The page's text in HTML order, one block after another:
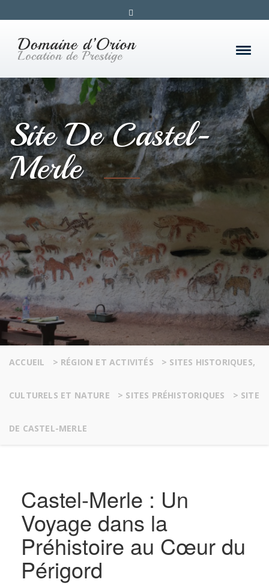
Site De Castel-
Merle
ACCUEIL > RÉGION ET ACTIVITÉS > SITES HISTORIQUES,
CULTURELS ET NATURE > SITES PRÉHISTORIQUES > SITE
DE CASTEL-MERLE
Castel-Merle : Un
Voyage dans la
Préhistoire au Cœur du
Périgord